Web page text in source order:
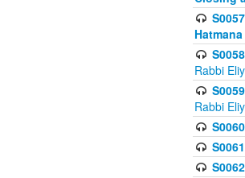
Rabbi
Rabbi